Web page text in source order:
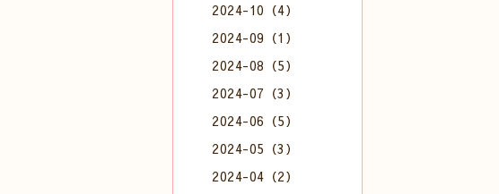
2024-10（4）
2024-09（1）
2024-08（5）
2024-07（3）
2024-06（5）
2024-05（3）
2024-04（2）